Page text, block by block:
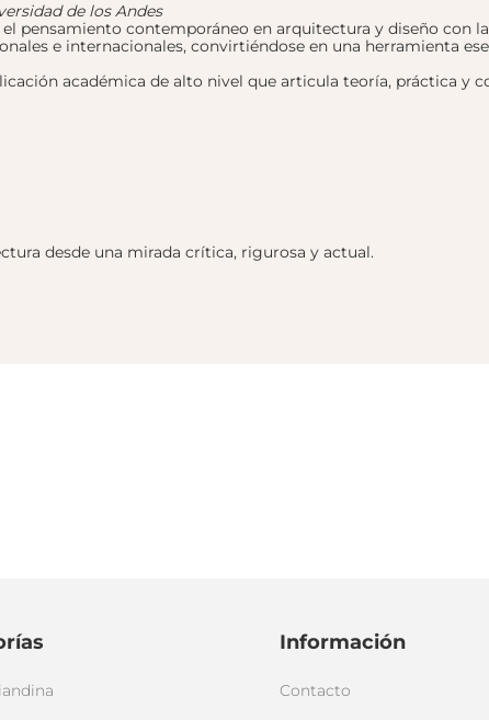
de los Andes
pensamiento contemporáneo en arquitectura y diseño con
e internacionales, convirtiéndose en una herramienta
académica de alto nivel que articula teoría, práctica
desde una mirada crítica, rigurosa y actual.
Información
Contacto